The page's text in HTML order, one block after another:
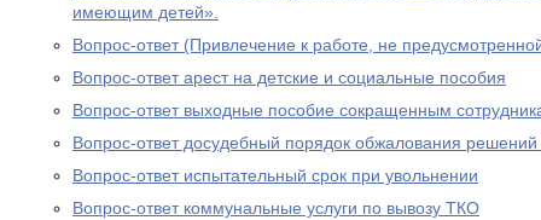
имеющим детей».
Вопрос-ответ (Привлечение к работе, не
Вопрос-ответ арест на детские и социальные пособия
Вопрос-ответ выходные пособие сокращенным
Вопрос-ответ досудебный порядок обжалования
Вопрос-ответ испытательный срок при увольнении
Вопрос-ответ коммунальные услуги по вывозу ТКО